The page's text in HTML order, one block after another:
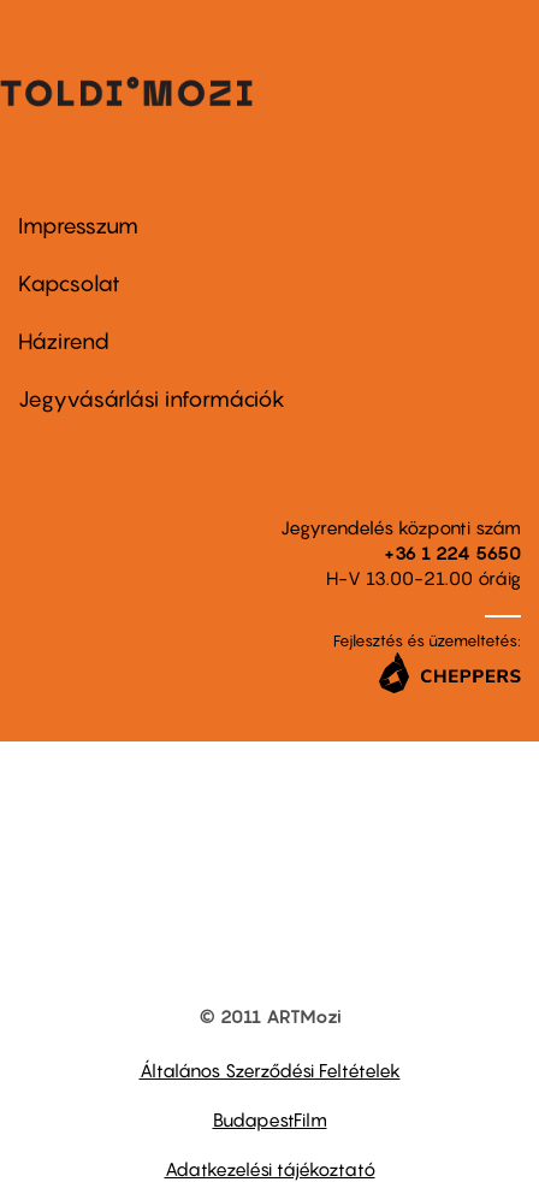
Footer
first
Impresszum
Kapcsolat
Footer
second
Házirend
Jegyvásárlási információk
Jegyrendelés központi szám
+36 1 224 5650
H-V 13.00-21.00 óráig
Fejlesztés és üzemeltetés:
© 2011 ARTMozi
Általános Szerződési Feltételek
BudapestFilm
Adatkezelési tájékoztató